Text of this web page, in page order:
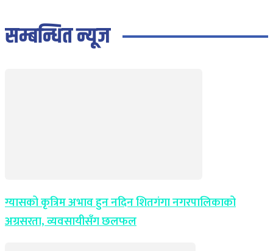
सम्बन्धित न्यूज
ग्यासको कृत्रिम अभाव हुन नदिन शितगंगा नगरपालिकाको
अग्रसरता, व्यवसायीसँग छलफल